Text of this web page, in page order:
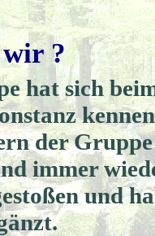
?
hat sich
der
immer
und